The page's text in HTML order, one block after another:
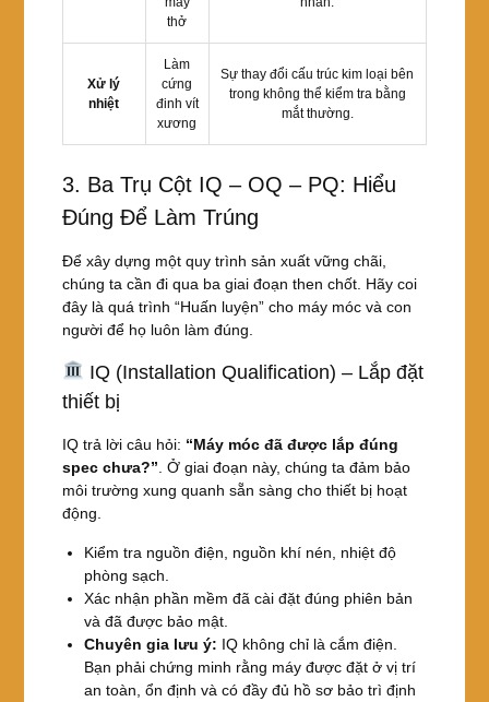
thở
Xử lý
nhiệt
Làm
cứng
đinh vít
xương
Sự thay đổi cấu trúc kim loại bên
trong không thể kiểm tra bằng
mắt thường.
3. Ba Trụ Cột IQ – OQ – PQ: Hiểu
Đúng Để Làm Trúng
Để xây dựng một quy trình sản xuất vững chãi,
chúng ta cần đi qua ba giai đoạn then chốt. Hãy coi
đây là quá trình “Huấn luyện” cho máy móc và con
người để họ luôn làm đúng.
IQ (Installation Qualification) – Lắp đặt
thiết bị
IQ trả lời câu hỏi: “Máy móc đã được lắp đúng
spec chưa?” . Ở giai đoạn này, chúng ta đảm bảo
môi trường xung quanh sẵn sàng cho thiết bị hoạt
động.
Kiểm tra nguồn điện, nguồn khí nén, nhiệt độ
phòng sạch.
Xác nhận phần mềm đã cài đặt đúng phiên bản
và đã được bảo mật.
Chuyên gia lưu ý: IQ không chỉ là cắm điện.
Bạn phải chứng minh rằng máy được đặt ở vị trí
an toàn, ổn định và có đầy đủ hồ sơ bảo trì định